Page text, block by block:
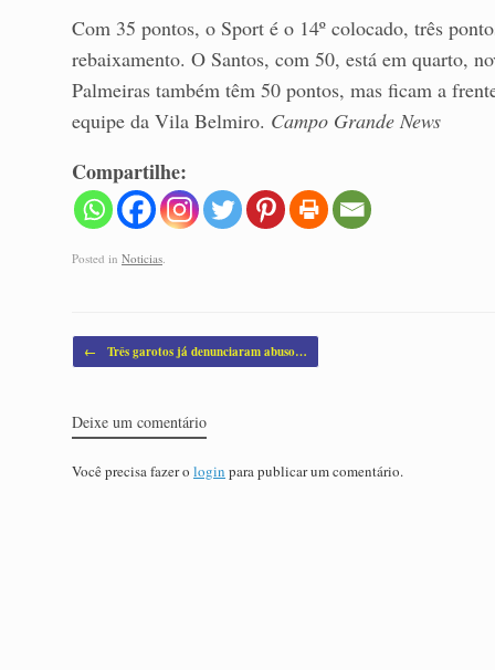
Com 35 pontos, o Sport é o 14º colocado, três
rebaixamento. O Santos, com 50, está em quarto,
Palmeiras também têm 50 pontos, mas ficam a
equipe da Vila Belmiro. Campo Grande News
Compartilhe:
Posted in Noticias
Post navigation
← Três garotos já denunciaram abuso…
Deixe um comentário
Você precisa fazer o login para publicar um comentário.